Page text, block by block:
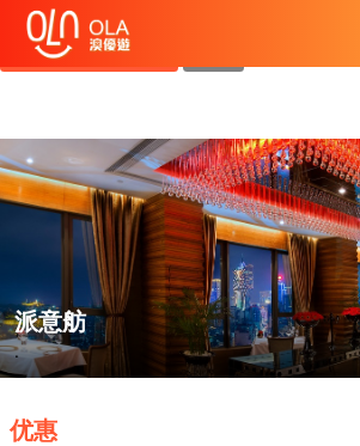
领取每日优惠券
查看`我的优惠记录`
派意舫
.
优惠